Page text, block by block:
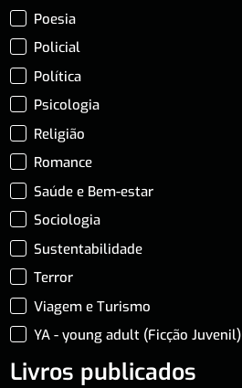
Poesia
Policial
Política
Psicologia
Religião
Romance
Saúde e Bem-estar
Sociologia
Sustentabilidade
Terror
Viagem e Turismo
YA - young adult (Ficção Juvenil)
Livros publicados